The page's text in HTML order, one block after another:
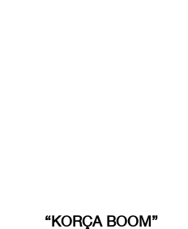
“KORÇA BOOM”